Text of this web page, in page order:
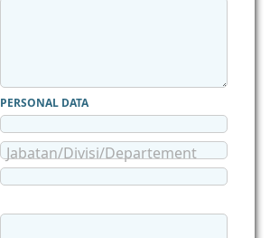
PERSONAL DATA
Jabatan/Divisi/Departement